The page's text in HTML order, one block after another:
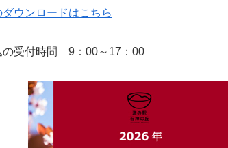
ダウンロードはこちら
受付時間 9：00～17：00